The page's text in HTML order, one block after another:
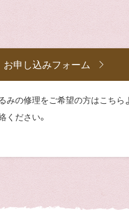
お申し込みフォーム
みの修理をご希望の方はこちら
ください。